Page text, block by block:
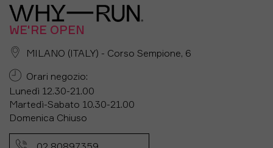
WE'RE OPEN
MILANO (ITALY) - Corso Sempione, 6
Orari negozio:
Lunedì 12.30-21.00
Martedì-Sabato 10.30-21.00
Domenica Chiuso